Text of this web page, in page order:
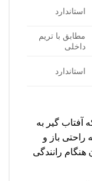
استاندارد
مطابق با تریم
داخلی
استاندارد
آفتاب گیر به
باز و
هنگام رانندگی